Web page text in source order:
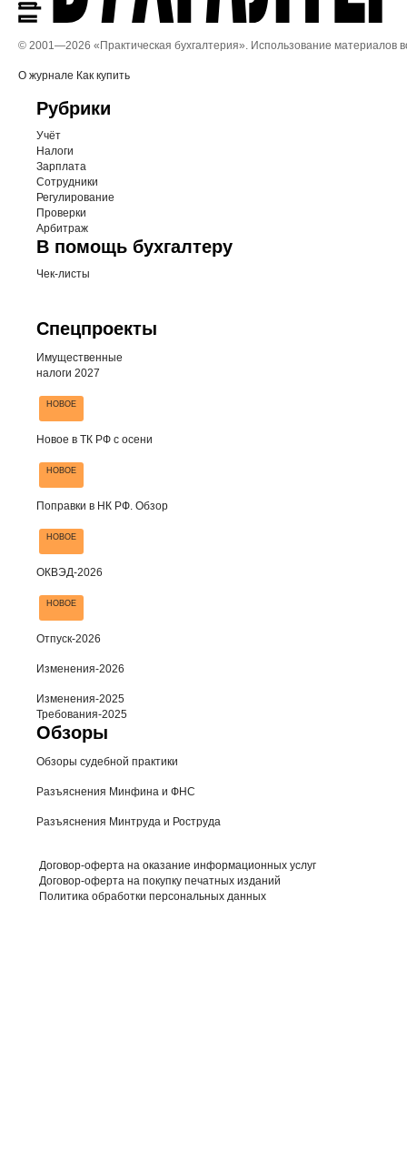
© 2001—2026 «Практическая бухгалтерия». Использование
О журнале Как купить
Рубрики
Учёт
Налоги
Зарплата
Сотрудники
Регулирование
Проверки
Арбитраж
В помощь бухгалтеру
Чек-листы
Спецпроекты
Имущественные
налоги 2027
НОВОЕ
Новое в ТК РФ с осени
НОВОЕ
Поправки в НК РФ. Обзор
НОВОЕ
ОКВЭД-2026
НОВОЕ
Отпуск-2026
Изменения-2026
Изменения-2025
Требования-2025
Обзоры
Обзоры судебной практики
Разъяснения Минфина и ФНС
Разъяснения Минтруда и Роструда
Договор-оферта на оказание информационных услуг
Договор-оферта на покупку печатных изданий
Политика обработки персональных данных